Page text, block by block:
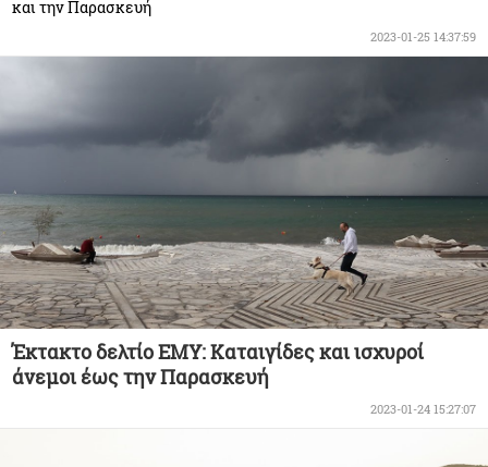
και την Παρασκευή
2023-01-25 14:37:59
Έκτακτο δελτίο ΕΜΥ: Καταιγίδες και ισχυροί
άνεμοι έως την Παρασκευή
2023-01-24 15:27:07